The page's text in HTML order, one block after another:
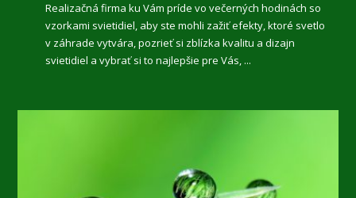
Realizačná firma ku Vám príde vo večerných hodinách so
vzorkami svietidiel, aby ste mohli zažiť efekty, ktoré svetlo
v záhrade vytvára, pozrieť si zblízka kvalitu a dizajn
svietidiel a vybrať si to najlepšie pre Vás, ...